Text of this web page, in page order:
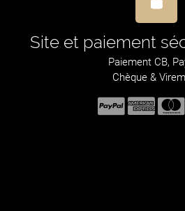
Site et paiement
Paiement CB,
Chèque &